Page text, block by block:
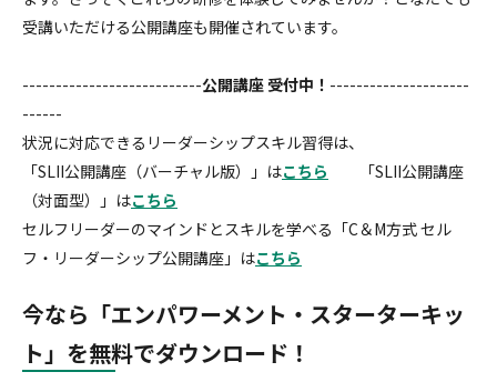
受講いただける公開講座も開催されています。
---------------------------公開講座 受付中！ ---------------------
------
状況に対応できるリーダーシップスキル習得は、
「SLII公開講座（バーチャル版）」はこちら 「SLII公開講座
（対面型）」はこちら
セルフリーダーのマインドとスキルを学べる「C＆M方式 セル
フ・リーダーシップ公開講座」はこちら
今なら「エンパワーメント・スターターキッ
ト」を無料でダウンロード！